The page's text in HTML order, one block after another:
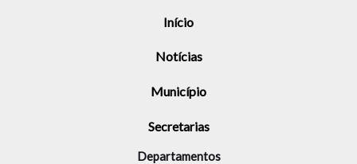
Início
Notícias
Município
Secretarias
Departamentos